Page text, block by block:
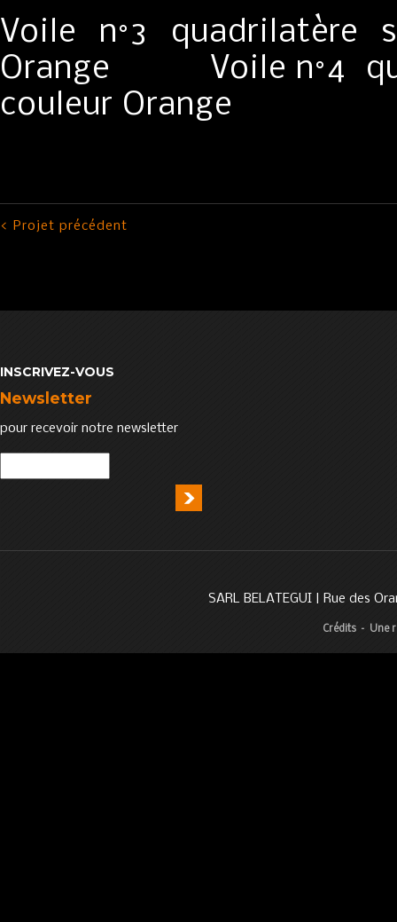
Voile n°3
Orange Voile n°4
couleur Orange
< Projet précédent
INSCRIVEZ-VOUS
Newsletter
pour recevoir notre newsletter
SARL BELATEGUI | Rue des
Crédits – Une